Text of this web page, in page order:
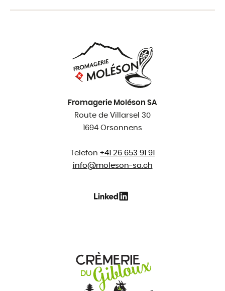
Fromagerie Moléson SA
Route de Villarsel 30
1694 Orsonnens
Telefon +41 26 653 91 91
info@moleson-sa.ch